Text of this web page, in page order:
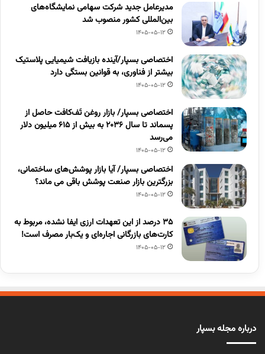
مدیرعامل جدید شرکت سهامی نمایشگاه‌های
بین‌المللی کشور منصوب شد
1405-05-12
اختصاصی بسپار/آینده بازیافت شیمیایی پلاستیک
بیشتر از فناوری، به قوانین بستگی دارد
1405-05-12
اختصاصی بسپار/ بازار روغن تَف‌کافت حاصل از
پسماند تا سال ۲۰۳۶ به بیش از ۶۱۵ میلیون دلار
می‌رسد
1405-05-12
اختصاصی بسپار/ آیا بازار پوشش‌های ساختمانی،
بزرگترین بازار صنعت پوشش باقی می ماند؟
1405-05-12
۳۵ درصد از این تعهدات ارزی ایفا نشده، مربوط به
کارت‌های بازرگانی اجاره‌ای و یک‌بار مصرف است!
1405-05-12
درباره مجله بسپار